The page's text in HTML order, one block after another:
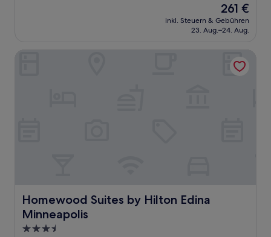
Der
Preis
beträgt
261 €
inkl. Steuern & Gebühren
23. Aug.–24. Aug.
Homewood Suites by Hilton Edina
Minneapolis
Homewood Suites by Hilton Edina Minneapolis
3.5-